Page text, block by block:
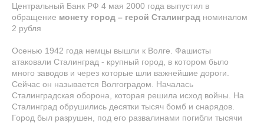
Центральный Банк РФ 4 мая 2000 года выпустил в
обращение монету город – герой Сталинград номиналом
2 рубля
Осенью 1942 года немцы вышли к Волге. Фашисты
атаковали Сталинград - крупный город, в котором было
много заводов и через которые шли важнейшие дороги.
Сейчас он называется Волгоградом. Началась
Сталинградская оборона, которая решила исход войны. На
Сталинград обрушились десятки тысяч бомб и снарядов.
Город был разрушен, под его развалинами погибли тысячи